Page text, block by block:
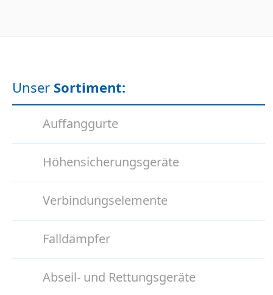
Unser Sortiment:
Auffanggurte
Höhensicherungsgeräte
Verbindungselemente
Falldämpfer
Abseil- und Rettungsgeräte